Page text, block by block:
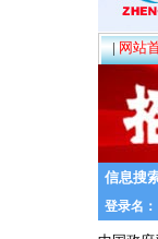
|网站
信息搜